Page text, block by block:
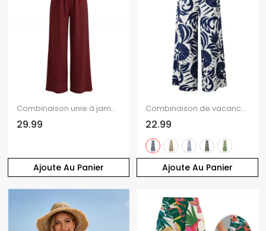
Ajoute Au Panier
Combinaison unie à jambes droites et taille haute avec anneau.
29.99
Ajoute Au Panier
Combinaison de vacances à imprimé botanique et silhouette de feuilles, nœud papillon, épaules dénudées, jambes larges
22.99